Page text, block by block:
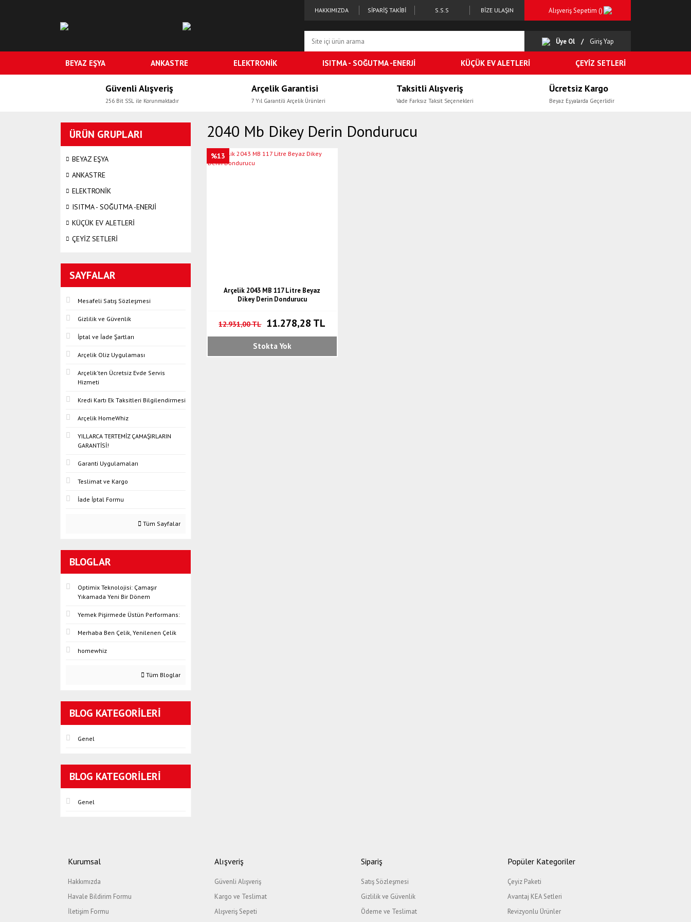
HAKKIMIZDA SİPARİŞ TAKİBİ S.S.S BİZE ULAŞIN Alışveriş Sepetim ()
Üye Ol Giriş Yap
BEYAZ EŞYA ANKASTRE ELEKTRONİK ISITMA - SOĞUTMA -ENERJİ KÜÇÜK EV ALETLERİ ÇEYİZ SETLERİ
Güvenli Alışveriş
256 Bit SSL ile Korunmaktadır
Arçelik Garantisi
7 Yıl Garantili Arçelik Ürünleri
Taksitli Alışveriş
Vade Farksız Taksit Seçenekleri
Ücretsiz Kargo
Beyaz Eşyalarda Geçerlidir
ÜRÜN GRUPLARI
BEYAZ EŞYA
ANKASTRE
ELEKTRONİK
ISITMA - SOĞUTMA -ENERJİ
KÜÇÜK EV ALETLERİ
ÇEYİZ SETLERİ
SAYFALAR
Mesafeli Satış Sözleşmesi
Gizlilik ve Güvenlik
İptal ve İade Şartları
Arçelik Oliz Uygulaması
Arçelik'ten Ücretsiz Evde Servis
Hizmeti
Kredi Kartı Ek Taksitleri Bilgilendirmesi
Arçelik HomeWhiz
YILLARCA TERTEMİZ ÇAMAŞIRLARIN
GARANTİSİ!
Garanti Uygulamaları
Teslimat ve Kargo
İade İptal Formu
Tüm Sayfalar
BLOGLAR
Optimix Teknolojisi: Çamaşır
Yıkamada Yeni Bir Dönem
Yemek Pişirmede Üstün Performans:
Merhaba Ben Çelik, Yenilenen Çelik
homewhiz
Tüm Bloglar
BLOG KATEGORILERI
Genel
BLOG KATEGORILERI
Genel
2040 Mb Dikey Derin Dondurucu
%13
Arçelik 2043 MB 117 Litre Beyaz
Dikey Derin Dondurucu
12.931,00 TL 11.278,28 TL
Stokta Yok
Kurumsal
Hakkımızda
Havale Bildirim Formu
İletişim Formu
Alışveriş
Güvenli Alışveriş
Kargo ve Teslimat
Alışveriş Sepeti
Sipariş
Satış Sözleşmesi
Gizlilik ve Güvenlik
Ödeme ve Teslimat
Popüler Kategoriler
Çeyiz Paketi
Avantaj KEA Setleri
Revizyonlu Ürünler